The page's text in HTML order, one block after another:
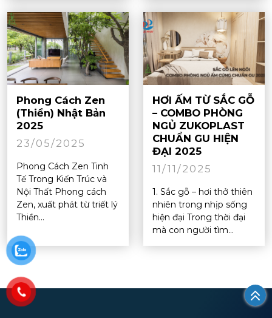
Phong Cách Zen
(Thiền) Nhật Bản
2025
23/05/2025
Phong Cách Zen Tinh
Tế Trong Kiến Trúc và
Nội Thất Phong cách
Zen, xuất phát từ triết lý
Thiền...
HƠI ẤM TỪ SẮC GỖ
– COMBO PHÒNG
NGỦ ZUKOPLAST
CHUẨN GU HIỆN
ĐẠI 2025
11/11/2025
1. Sắc gỗ – hơi thở thiên
nhiên trong nhịp sống
hiện đại Trong thời đại
mà con người tìm...